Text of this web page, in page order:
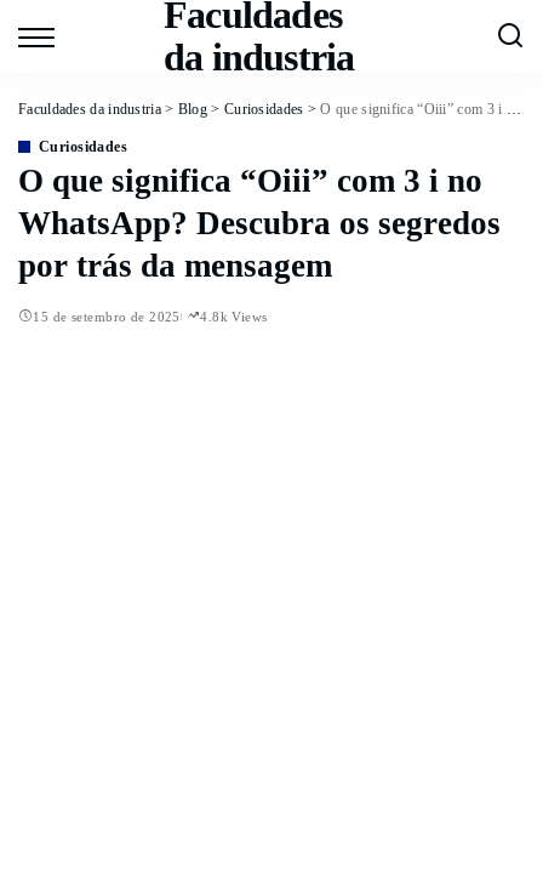
Faculdades
da industria
Faculdades da industria> Blog > Curiosidades >O que significa “Oiii” com 3 i no WhatsApp? Descubra os segredos por trás da mensagem
Curiosidades
O que significa “Oiii” com 3 i no
WhatsApp? Descubra os segredos
por trás da mensagem
15 de setembro de 2025 4.8k Views